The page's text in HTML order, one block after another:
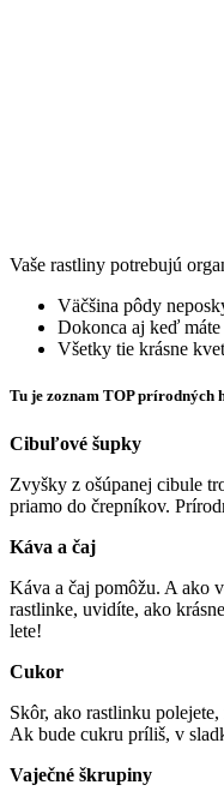
Vaše rastliny potrebujú
Väčšina pôdy
Dokonca aj keď
Všetky tie krásne
Tu je zoznam TOP prírodných
Cibuľové šupky
Zvyšky z ošúpanej cibule
priamo do črepníkov.
Káva a čaj
Káva a čaj pomôžu. A ako
rastlinke, uvidíte, ako
lete!
Cukor
Skôr, ako rastlinku
Ak bude cukru príliš, v
Vaječné škrupiny